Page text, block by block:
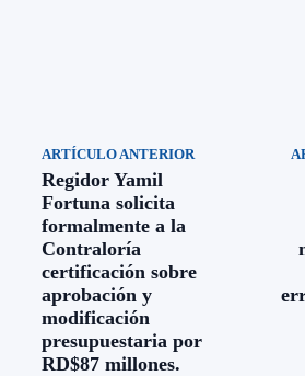
ARTÍCULO ANTERIOR
Regidor Yamil
Fortuna solicita
formalmente a la
Contraloría
certificación sobre
aprobación y
modificación
presupuestaria por
RD$87 millones.